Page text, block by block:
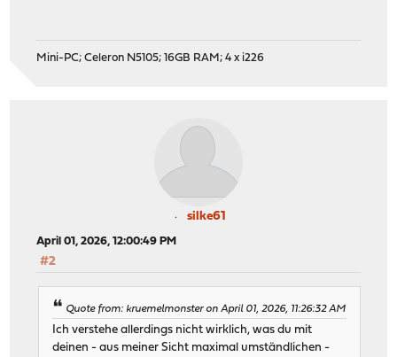
Mini-PC; Celeron N5105; 16GB RAM; 4 x i226
silke61
April 01, 2026, 12:00:49 PM
#2
Quote from: kruemelmonster on April 01, 2026, 11:26:32 AM
Ich verstehe allerdings nicht wirklich, was du mit
deinen - aus meiner Sicht maximal umständlichen -